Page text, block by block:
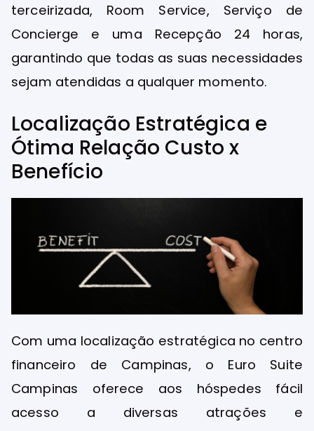
terceirizada, Room Service, Serviço de
Concierge e uma Recepção 24 horas,
garantindo que todas as suas necessidades
sejam atendidas a qualquer momento.
Localização Estratégica e
Ótima Relação Custo x
Benefício
Com uma localização estratégica no centro
financeiro de Campinas, o Euro Suite
Campinas oferece aos hóspedes fácil
acesso a diversas atrações e